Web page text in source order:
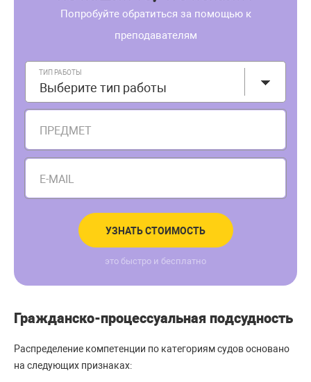
Попробуйте обратиться за помощью к
преподавателям
ТИП РАБОТЫ
Выберите тип работы
ПРЕДМЕТ
E-MAIL
УЗНАТЬ СТОИМОСТЬ
это быстро и бесплатно
Гражданско-процессуальная подсудность
Распределение компетенции по категориям судов основано
на следующих признаках: